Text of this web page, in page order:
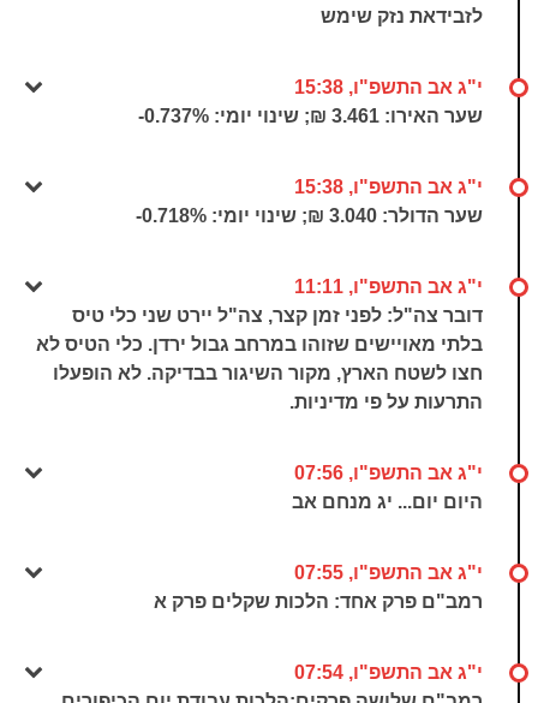
לזבידאת נזק שימש
י"ג אב התשפ"ו, 15:38
שער האירו: 3.461 ₪; שינוי יומי:
-0.737%
י"ג אב התשפ"ו, 15:38
שער הדולר: 3.040 ₪; שינוי יומי:
-0.718%
י"ג אב התשפ"ו, 11:11
דובר צה"ל: לפני זמן קצר, צה"ל יירט שני כלי טיס
בלתי מאויישים שזוהו במרחב גבול ירדן. כלי הטיס לא
חצו לשטח הארץ, מקור השיגור בבדיקה. לא הופעלו
התרעות על פי מדיניות.
י"ג אב התשפ"ו, 07:56
היום יום... יג מנחם אב
י"ג אב התשפ"ו, 07:55
רמב"ם פרק אחד: הלכות שקלים פרק א
י"ג אב התשפ"ו, 07:54